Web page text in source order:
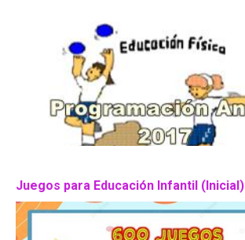
Juegos para Educación Infantil (Inicial)